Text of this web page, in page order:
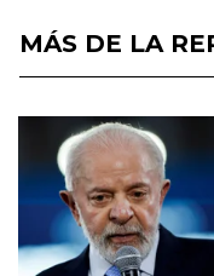
MÁS DE LA